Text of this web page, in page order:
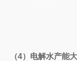
（4）电解水产能